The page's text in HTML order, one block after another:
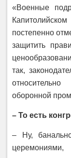
«Военные
постепенно
защитить
так,
оборонной
– То есть
– Ну,